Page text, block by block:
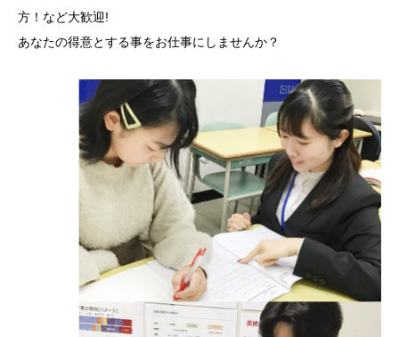
方！など大歓迎!
あなたの得意とする事をお仕事にしませんか？